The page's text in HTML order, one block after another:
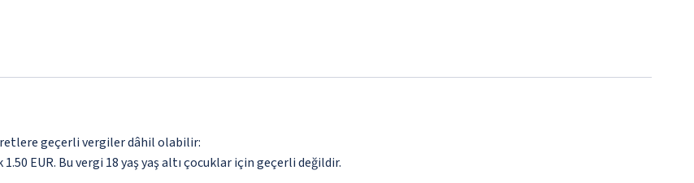
geçerli vergiler dâhil olabilir:
EUR. Bu vergi 18 yaş yaş altı çocuklar için geçerli değildir.